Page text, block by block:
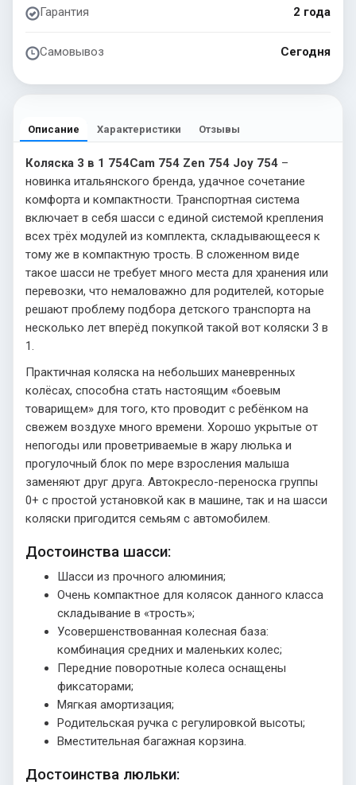
Гарантия 2 года
Самовывоз Сегодня
Описание Характеристики Отзывы
Коляска 3 в 1 754Cam 754 Zen 754 Joy 754 –
новинка итальянского бренда, удачное сочетание
комфорта и компактности. Транспортная система
включает в себя шасси с единой системой крепления
всех трёх модулей из комплекта, складывающееся к
тому же в компактную трость. В сложенном виде
такое шасси не требует много места для хранения или
перевозки, что немаловажно для родителей, которые
решают проблему подбора детского транспорта на
несколько лет вперёд покупкой такой вот коляски 3 в
1.
Практичная коляска на небольших маневренных
колёсах, способна стать настоящим «боевым
товарищем» для того, кто проводит с ребёнком на
свежем воздухе много времени. Хорошо укрытые от
непогоды или проветриваемые в жару люлька и
прогулочный блок по мере взросления малыша
заменяют друг друга. Автокресло-переноска группы
0+ с простой установкой как в машине, так и на шасси
коляски пригодится семьям с автомобилем.
Достоинства шасси:
Шасси из прочного алюминия;
Очень компактное для колясок данного класса
складывание в «трость»;
Усовершенствованная колесная база:
комбинация средних и маленьких колес;
Передние поворотные колеса оснащены
фиксаторами;
Мягкая амортизация;
Родительская ручка с регулировкой высоты;
Вместительная багажная корзина.
Достоинства люльки: